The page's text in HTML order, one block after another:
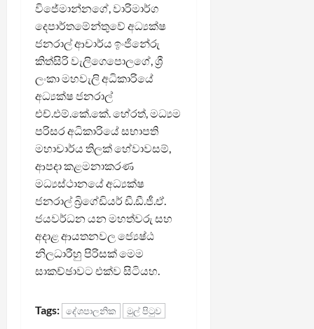
විජේමාන්නගේ, වාරිමාර්ග
දෙපාර්තමේන්තුවේ අධ්‍යක්ෂ
ජනරාල් ආචාර්ය ඉංජිනේරු
කිත්සිරි වැලිගෙපොලගේ, ශ්‍රී
ලංකා මහවැලි අධිකාරියේ
අධ්‍යක්ෂ ජනරාල්
එච්.එම්.කේ.කේ. හේරත්, මධ්‍යම
පරිසර අධිකාරියේ සභාපති
මහාචාර්ය තිලක් හේවාවසම්,
ආපදා කළමනාකරණ
මධ්‍යස්ථානයේ අධ්‍යක්ෂ
ජනරාල් බ්‍රිගේඩියර් ඩී.ඩී.ජී.ඒ.
ජයවර්ධන යන මහත්වරු සහ
අදාළ ආයතනවල ජ්‍යෙෂ්ඨ
නිලධාරීහු පිරිසක් මෙම
සාකච්ඡාවට එක්ව සිටියහ.
Tags: දේශපාලනික මුල් පිටුව